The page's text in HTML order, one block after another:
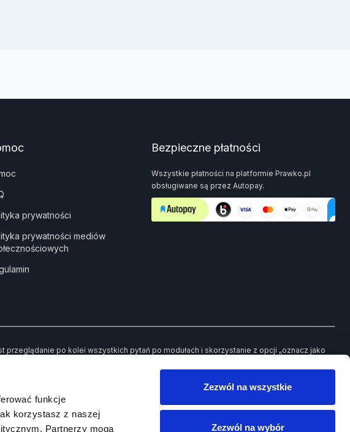
funkcje
korzystasz z naszej
Partnerzy mogą
Zezwól na wszystkie
Zezwól na wybór
prywatności
prywatności mediów
Bezpieczne płatności
Wszystkie płatności na platformie Prawko.pl
obsługiwane są przez Autopay.
po kolei wszystkich pytań po modułach i skorzystanie z opcji „oznacz jako